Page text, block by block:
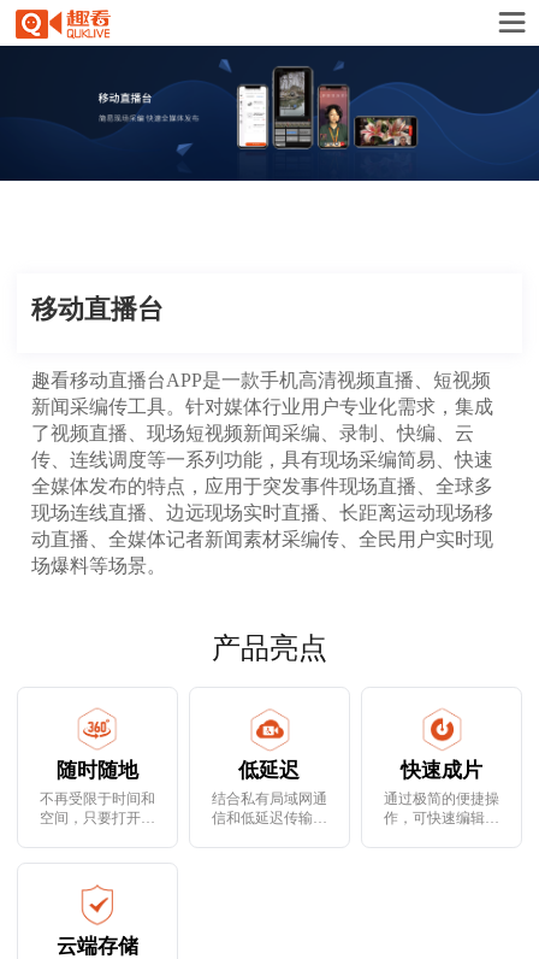
移动直播台
趣看移动直播台APP是一款手机高清视频直播、短视频
新闻采编传工具。针对媒体行业用户专业化需求，集成
了视频直播、现场短视频新闻采编、录制、快编、云
传、连线调度等一系列功能，具有现场采编简易、快速
全媒体发布的特点，应用于突发事件现场直播、全球多
现场连线直播、边远现场实时直播、长距离运动现场移
动直播、全媒体记者新闻素材采编传、全民用户实时现
场爆料等场景。
产品亮点
随时随地
不再受限于时间和
空间，只要打开手
低延迟
结合私有局域网通
信和低延迟传输协
快速成片
通过极简的便捷操
作，可快速编辑视
云端存储